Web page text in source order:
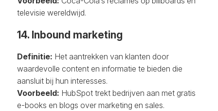
televisie wereldwijd.
14. Inbound marketing
Definitie: Het aantrekken van klanten door
waardevolle content en informatie te bieden die
aansluit bij hun interesses.
Voorbeeld: HubSpot trekt bedrijven aan met gratis
e-books en blogs over marketing en sales.